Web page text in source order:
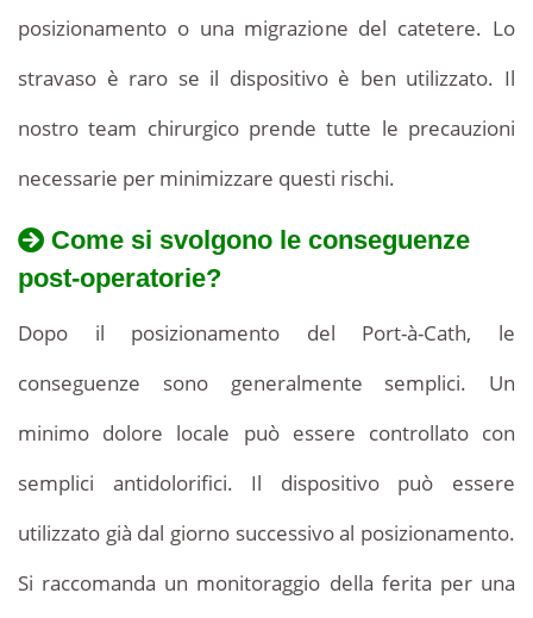
posizionamento o una migrazione del catetere. Lo
stravaso è raro se il dispositivo è ben utilizzato. Il
nostro team chirurgico prende tutte le precauzioni
necessarie per minimizzare questi rischi.
Come si svolgono le conseguenze
post-operatorie?
Dopo il posizionamento del Port-à-Cath, le
conseguenze sono generalmente semplici. Un
minimo dolore locale può essere controllato con
semplici antidolorifici. Il dispositivo può essere
utilizzato già dal giorno successivo al posizionamento.
Si raccomanda un monitoraggio della ferita per una